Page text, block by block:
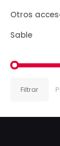
Otros
Sable
Filtrar